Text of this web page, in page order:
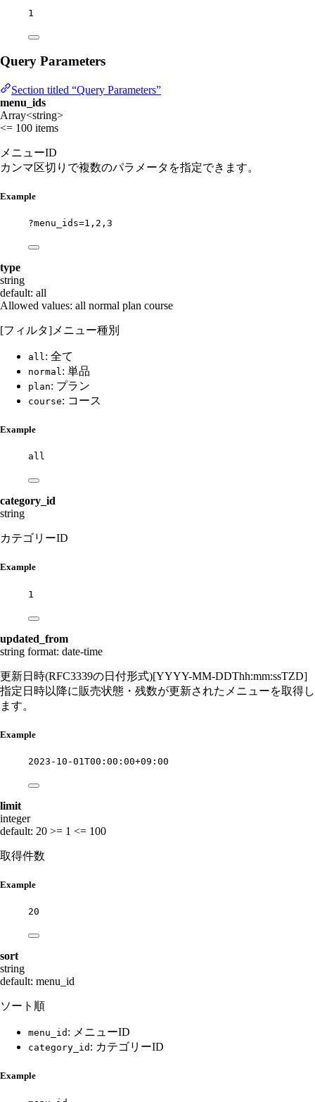
1
Query Parameters
Section titled “Query Parameters”
menu_ids
Array<string>
<= 100 items
メニューID
カンマ区切りで複数のパラメータを指定できます。
Example
?menu_ids=1,2,3
type
string
default: all
Allowed values: all normal plan course
[フィルタ]メニュー種別
all : 全て
normal : 単品
plan: プラン
course: コース
Example
all
category_id
string
カテゴリーID
Example
1
updated_from
string format: date-time
更新日時(RFC3339の日付形式)[YYYY-MM-DDThh:mm:ssTZD]
指定日時以降に販売状態・残数が更新されたメニューを取得し
ます。
Example
2023-10-01T00:00:00+09:00
limit
integer
default: 20 >= 1 <= 100
取得件数
Example
20
sort
string
default: menu_id
ソート順
menu_id : メニューID
category_id : カテゴリーID
Example